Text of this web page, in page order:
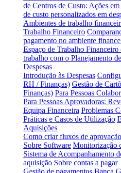
de Centros de Custo: Ações
de custo personalizados em
Ambientes de trabalho
Trabalho Financeiro
pagamento no ambiente
Espaço de Trabalho Financeiro
trabalho com o Planejamento
Despesas
Introdução às Despesas
RH / Finanças) Gestão de
Finanças) Para Pessoas
Para Pessoas Aprovadoras:
Equipa Financeira Problemas
Práticas e Casos de Utilização
Aquisições
Como criar fluxos de
Sobre Software Monitorização
Sistema de Acompanhamento
aquisição Sobre contas a pagar
Gestão de pagamentos Banca